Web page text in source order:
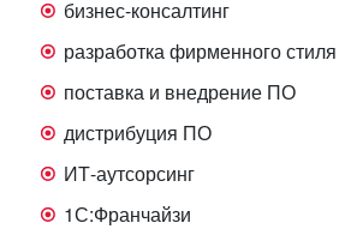
бизнес-консалтинг
разработка фирменного стиля
поставка и внедрение ПО
дистрибуция ПО
ИТ-аутсорсинг
1С:Франчайзи